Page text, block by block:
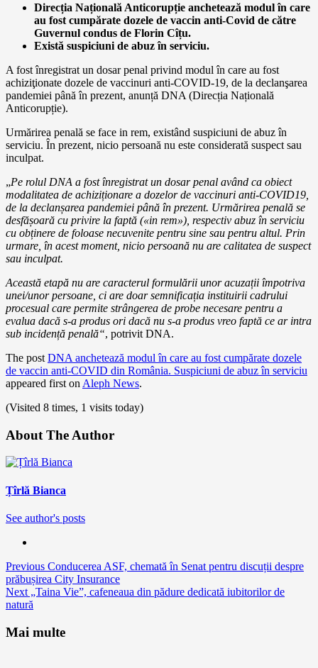
Direcția Națională Anticorupție anchetează modul în care
au fost cumpărate dozele de vaccin anti-Covid de către
Guvernul condus de Florin Cîțu.
Există suspiciuni de abuz în serviciu.
A fost înregistrat un dosar penal privind modul în care au fost
achiziţionate dozele de vaccinuri anti-COVID-19, de la declanşarea
pandemiei până în prezent, anunță DNA (Direcția Națională
Anticorupție).
Urmărirea penală se face in rem, existând suspiciuni de abuz în
serviciu. În prezent, nicio persoană nu este considerată suspect sau
inculpat.
„Pe rolul DNA a fost înregistrat un dosar penal având ca obiect
modalitatea de achiziționare a dozelor de vaccinuri anti-COVID19,
de la declanșarea pandemiei până în prezent. Urmărirea penală se
desfășoară cu privire la faptă («in rem»), respectiv abuz în serviciu
cu obținere de foloase necuvenite pentru sine sau pentru altul. Prin
urmare, în acest moment, nicio persoană nu are calitatea de suspect
sau inculpat.
Această etapă nu are caracterul formulării unor acuzații împotriva
unei/unor persoane, ci are doar semnificația instituirii cadrului
procesual care permite strângerea de probe necesare pentru a
evalua dacă s-a produs ori dacă nu s-a produs vreo faptă ce ar intra
sub incidență penală“, potrivit DNA.
The post DNA anchetează modul în care au fost cumpărate dozele
de vaccin anti-COVID din România. Suspiciuni de abuz în serviciu
appeared first on Aleph News.
(Visited 8 times, 1 visits today)
About The Author
Țîrlă Bianca
See author's posts
Continue
Reading
Previous Conducerea ASF, chemată în Senat pentru discuții despre
prăbușirea City Insurance
Next „Taina Vie”, cafeneaua din pădure dedicată iubitorilor de
natură
Mai multe